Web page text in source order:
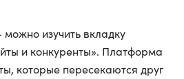
можно изучить вкладку
и конкуренты». Платформа
которые пересекаются друг